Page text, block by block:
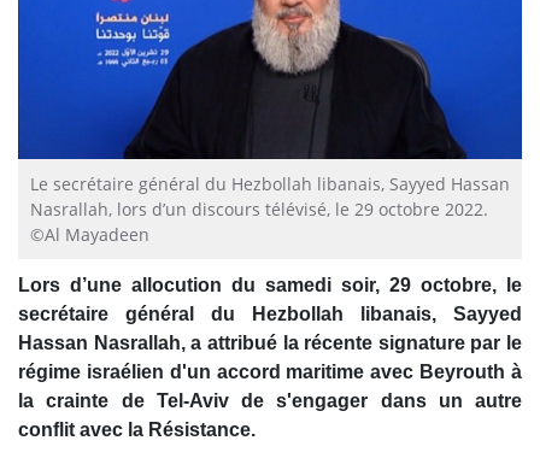
Le secrétaire général du Hezbollah libanais, Sayyed Hassan
Nasrallah, lors d’un discours télévisé, le 29 octobre 2022.
©Al Mayadeen
Lors d’une allocution du samedi soir, 29 octobre, le
secrétaire général du Hezbollah libanais, Sayyed
Hassan Nasrallah, a attribué la récente signature par le
régime israélien d'un accord maritime avec Beyrouth à
la crainte de Tel-Aviv de s'engager dans un autre
conflit avec la Résistance.